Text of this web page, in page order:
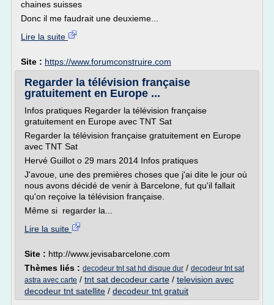
chaines suisses
Donc il me faudrait une deuxieme...
Lire la suite
Site : https://www.forumconstruire.com
Regarder la télévision française
gratuitement en Europe ...
Infos pratiques Regarder la télévision française
gratuitement en Europe avec TNT Sat
Regarder la télévision française gratuitement en Europe
avec TNT Sat
Hervé Guillot o 29 mars 2014 Infos pratiques
J'avoue, une des premières choses que j'ai dite le jour où
nous avons décidé de venir à Barcelone, fut qu'il fallait
qu'on reçoive la télévision française.
Même si regarder la...
Lire la suite
Site : http://www.jevisabarcelone.com
Thèmes liés : decodeur tnt sat hd disque dur / decodeur tnt sat
astra avec carte / tnt sat decodeur carte / television avec
decodeur tnt satellite / decodeur tnt gratuit